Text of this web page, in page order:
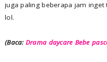
juga paling beberapa jam
lol.
(Baca: Drama daycare Bebe